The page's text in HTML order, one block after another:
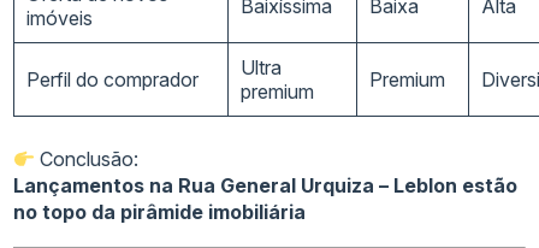
imóveis
Baixíssima Baixa Alta
Perfil do comprador
Ultra
premium
Premium
Conclusão:
Lançamentos na Rua General Urquiza – Leblon estão
no topo da pirâmide imobiliária